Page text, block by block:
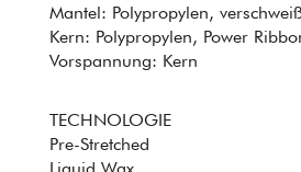
Mantel: Polypropylen,
Kern: Polypropylen, Power
Vorspannung: Kern
TECHNOLOGIE
Pre-Stretched